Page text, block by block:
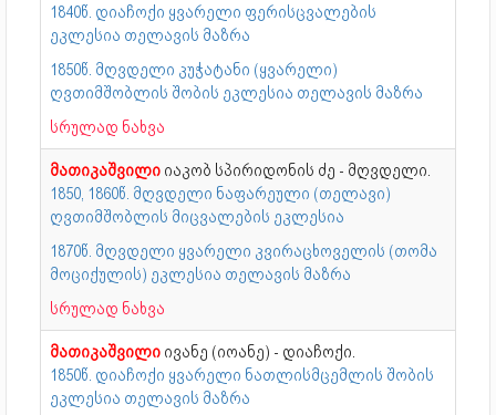
1840წ. დიაჩოქი ყვარელი ფერისცვალების
ეკლესია თელავის მაზრა
1850წ. მღვდელი კუჭატანი (ყვარელი)
ღვთიმშობლის შობის ეკლესია თელავის მაზრა
სრულად ნახვა
მათიკაშვილი იაკობ სპირიდონის ძე - მღვდელი.
1850, 1860წ. მღვდელი ნაფარეული (თელავი)
ღვთიმშობლის მიცვალების ეკლესია
1870წ. მღვდელი ყვარელი კვირაცხოველის (თომა
მოციქულის) ეკლესია თელავის მაზრა
სრულად ნახვა
მათიკაშვილი ივანე (იოანე) - დიაჩოქი.
1850წ. დიაჩოქი ყვარელი ნათლისმცემლის შობის
ეკლესია თელავის მაზრა